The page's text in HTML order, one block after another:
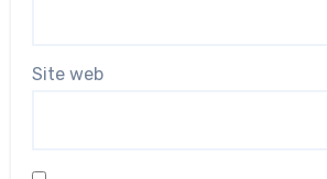
Site web